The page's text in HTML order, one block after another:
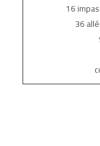
16
36